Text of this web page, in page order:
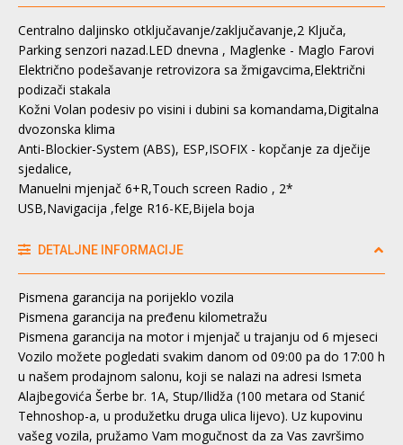
Centralno daljinsko otključavanje/zaključavanje,2 Ključa,
Parking senzori nazad.LED dnevna , Maglenke - Maglo Farovi
Električno podešavanje retrovizora sa žmigavcima,Električni
podizači stakala
Kožni Volan podesiv po visini i dubini sa komandama,Digitalna
dvozonska klima
Anti-Blockier-System (ABS), ESP,ISOFIX - kopčanje za dječije
sjedalice,
Manuelni mjenjač 6+R,Touch screen Radio , 2*
USB,Navigacija ,felge R16-KE,Bijela boja
DETALJNE INFORMACIJE
Pismena garancija na porijeklo vozila
Pismena garancija na pređenu kilometražu
Pismena garancija na motor i mjenjač u trajanju od 6 mjeseci
Vozilo možete pogledati svakim danom od 09:00 pa do 17:00 h
u našem prodajnom salonu, koji se nalazi na adresi Ismeta
Alajbegovića Šerbe br. 1A, Stup/Ilidža (100 metara od Stanić
Tehnoshop-a, u produžetku druga ulica lijevo). Uz kupovinu
vašeg vozila, pružamo Vam mogučnost da za Vas završimo